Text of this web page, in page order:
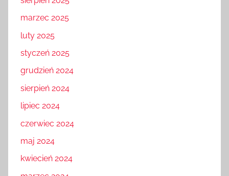
marzec 2025
luty 2025
styczeń 2025
grudzień 2024
sierpień 2024
lipiec 2024
czerwiec 2024
maj 2024
kwiecień 2024